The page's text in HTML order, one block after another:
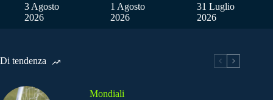
3 Agosto
2026
1 Agosto
2026
31 Luglio
2026
Di tendenza
Mondiali